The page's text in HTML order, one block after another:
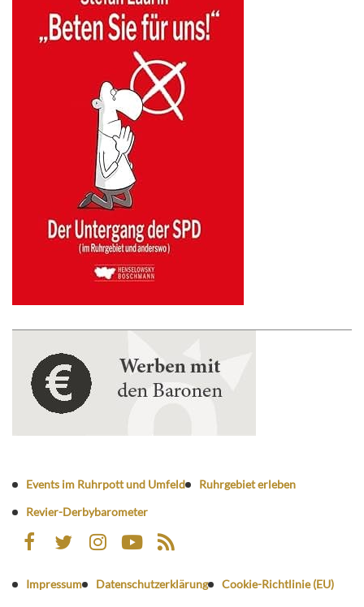
Events im Ruhrpott und Umfeld
Ruhrgebiet erleben
Revier-Derbybarometer
Impressum Datenschutzerklärung
Cookie-Richtlinie (EU)